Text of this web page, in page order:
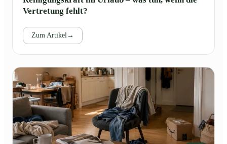
Vertretung fehlt?
Zum Artikel→